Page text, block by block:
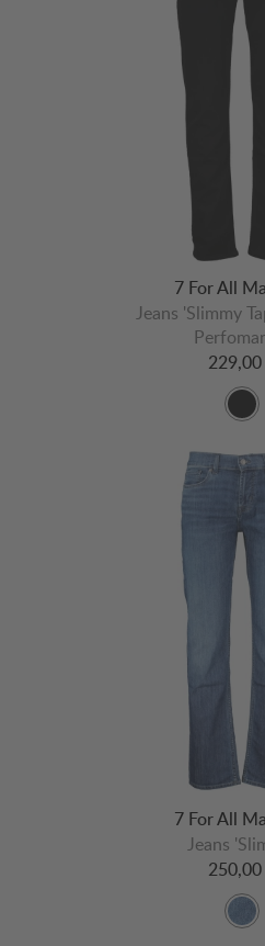
7 For All
Jeans 'Slimmy
7 For All
Jeans